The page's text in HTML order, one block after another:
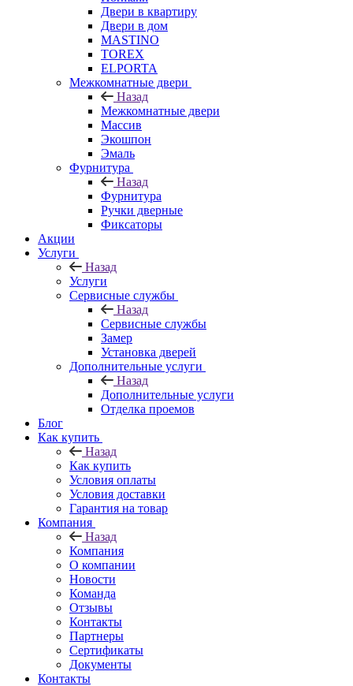
Двери в квартиру
Двери в дом
MASTINO
TOREX
ELPORTA
Межкомнатные двери
Назад
Межкомнатные двери
Массив
Экошпон
Эмаль
Фурнитура
Назад
Фурнитура
Ручки дверные
Фиксаторы
Акции
Услуги
Назад
Услуги
Сервисные службы
Назад
Сервисные службы
Замер
Установка дверей
Дополнительные услуги
Назад
Дополнительные услуги
Отделка проемов
Блог
Как купить
Назад
Как купить
Условия оплаты
Условия доставки
Гарантия на товар
Компания
Назад
Компания
О компании
Новости
Команда
Отзывы
Контакты
Партнеры
Сертификаты
Документы
Контакты